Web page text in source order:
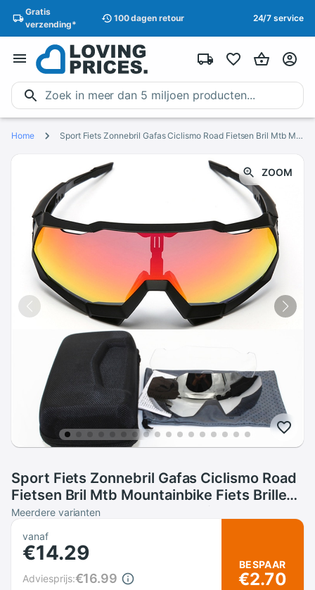
Gratis
verzending*
100 dagen retour 24/7 service
Home Sport Fiets Zonnebril Gafas Ciclismo Road Fietsen Bril Mtb Mountainbike Fiets Brillen Peter Goggles Uv400 Snelheid
ZOOM
Sport Fiets Zonnebril Gafas Ciclismo Road
Fietsen Bril Mtb Mountainbike Fiets Brillen
Peter Goggles Uv400 Snelheid
Meerdere varianten
vanaf
€14.29
Adviesprijs:€16.99
BESPAAR
€2.70